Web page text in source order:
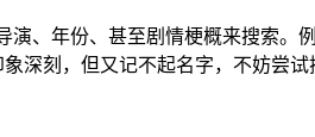
、年份、甚至剧情梗概来搜索
深刻，但又记不起名字，不妨尝试